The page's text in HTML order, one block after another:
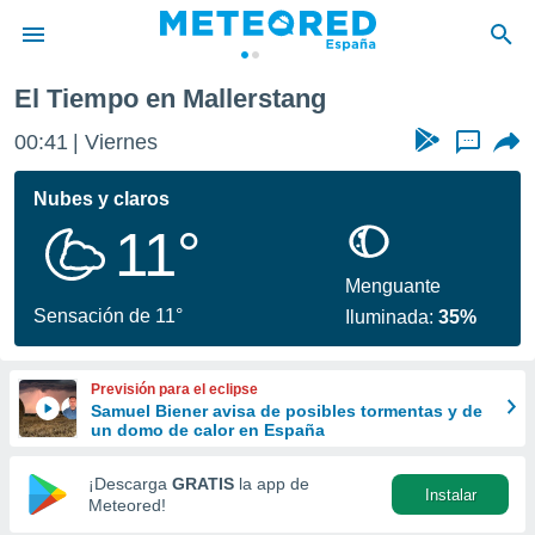
de
por
se
calidad.
a este
las
y
forma
digital
basada
El Tiempo en Mallerstang
00:41 Viernes ...
Nubes y claros
11°
Sensación de 11°
Menguante
Iluminada:35%
Previsión para el eclipse
Samuel Biener avisa de posibles tormentas y de
un domo de calor en España
¡Descarga GRATIS la app de
Meteored!
Instalar